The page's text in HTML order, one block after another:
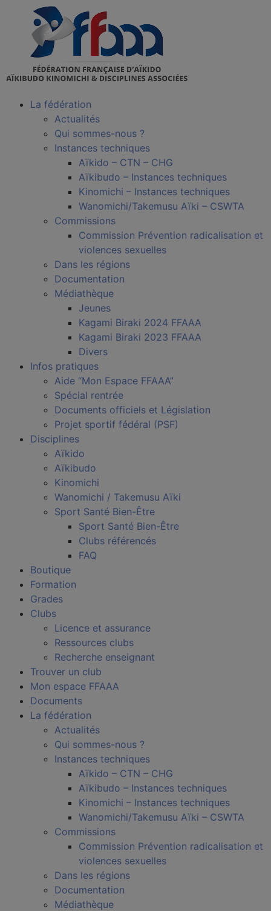
La fédération
Actualités
Qui sommes-nous ?
Instances techniques
Aïkido – CTN – CHG
Aïkibudo – Instances techniques
Kinomichi – Instances techniques
Wanomichi/Takemusu Aïki – CSWTA
Commissions
Commission Prévention radicalisation et
violences sexuelles
Dans les régions
Documentation
Médiathèque
Jeunes
Kagami Biraki 2024 FFAAA
Kagami Biraki 2023 FFAAA
Divers
Infos pratiques
Aide “Mon Espace FFAAA”
Spécial rentrée
Documents officiels et Législation
Projet sportif fédéral (PSF)
Disciplines
Aïkido
Aïkibudo
Kinomichi
Wanomichi / Takemusu Aïki
Sport Santé Bien-Être
Sport Santé Bien-Être
Clubs référencés
FAQ
Boutique
Formation
Grades
Clubs
Licence et assurance
Ressources clubs
Recherche enseignant
Trouver un club
Mon espace FFAAA
Documents
La fédération
Actualités
Qui sommes-nous ?
Instances techniques
Aïkido – CTN – CHG
Aïkibudo – Instances techniques
Kinomichi – Instances techniques
Wanomichi/Takemusu Aïki – CSWTA
Commissions
Commission Prévention radicalisation et
violences sexuelles
Dans les régions
Documentation
Médiathèque